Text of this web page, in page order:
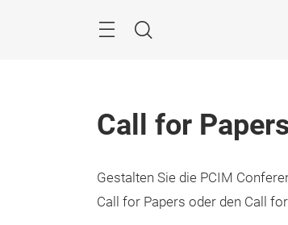
Suche
Call for
Gestalten Sie die PCIM
Call for Papers oder den Call